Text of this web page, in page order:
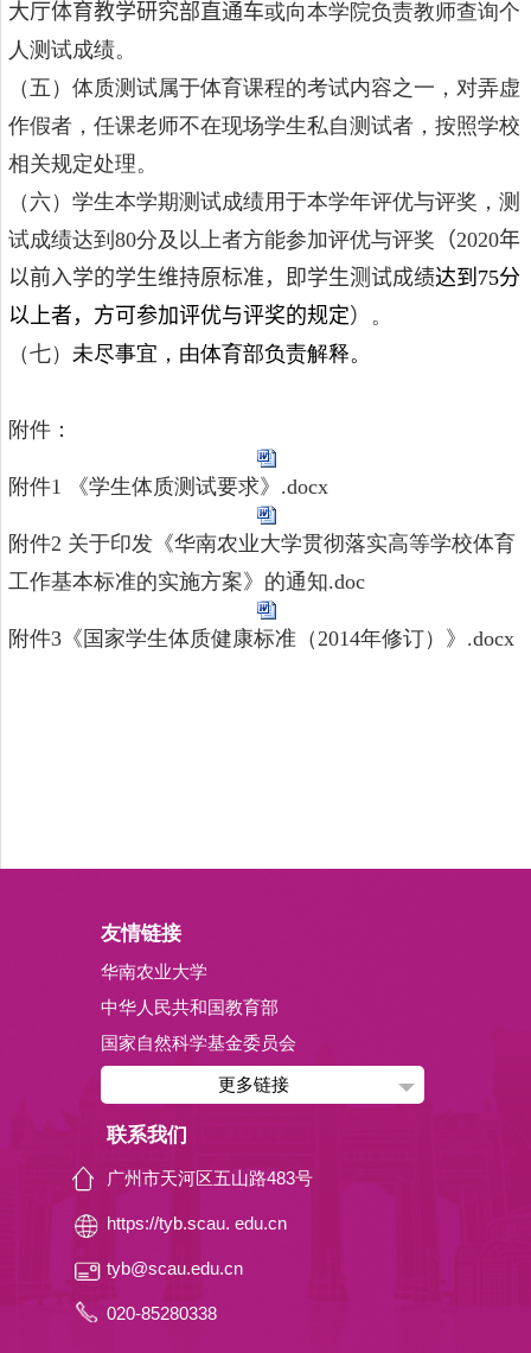
大厅体育教学研究部直通车或向本学院负责教师查询个
人测试成绩。
（五）体质测试属于体育课程的考试内容之一，对弄虚
作假者，任课老师不在现场学生私自测试者，按照学校
相关规定处理。
（六） 学生本学期测试成绩用于本学年评优与评奖，测
试成绩达到 80分及以上者方能参加评优与评奖 （2020年
以前入学的学生维持原标准，即学生测试成绩达到 75分
以上者，方可参加评优与评奖的规定） 。
（七） 未尽事宜，由体育部负责解释。
附件：
附件1 《学生体质测试要求》.docx
附件2 关于印发《华南农业大学贯彻落实高等学校体育
工作基本标准的实施方案》的通知.doc
附件3《国家学生体质健康标准（2014年修订）》.docx
友情链接
华南农业大学
中华人民共和国教育部
国家自然科学基金委员会
更多链接
联系我们
广州市天河区五山路483号
https://tyb.scau. edu.cn
tyb@scau.edu.cn
020-85280338